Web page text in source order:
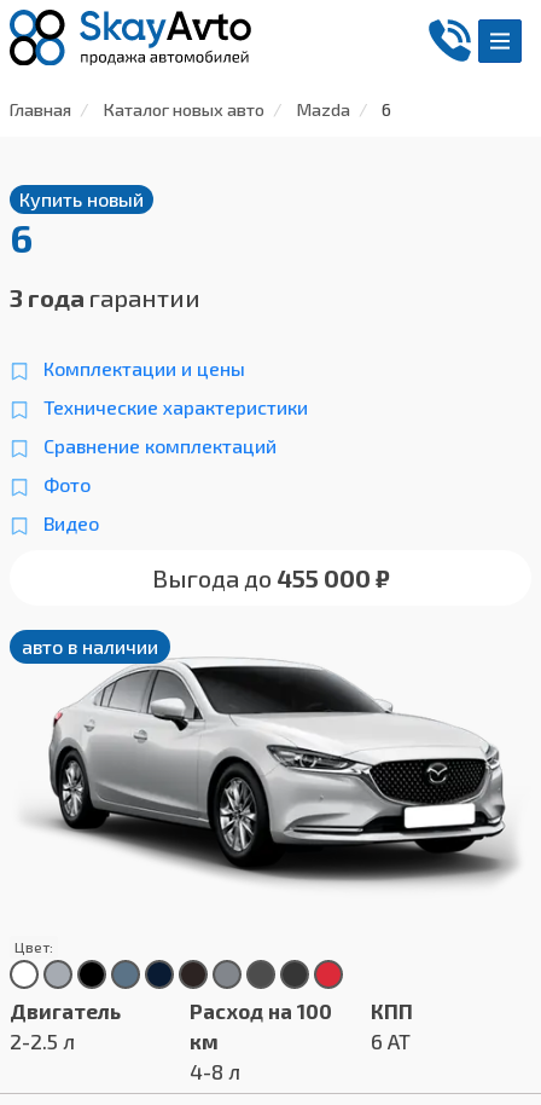
Главная Каталог новых авто Mazda 6
Купить новый
6
3 года гарантии
Комплектации и цены
Технические характеристики
Сравнение комплектаций
Фото
Видео
Выгода до 455 000 ₽
авто в наличии
Цвет:
Двигатель
2-2.5 л
Расход на 100
км
4-8 л
КПП
6 AT